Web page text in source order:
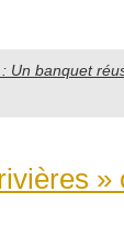
Un banquet